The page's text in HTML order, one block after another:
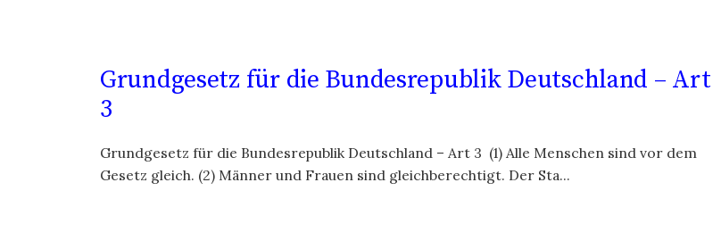
Grundgesetz für die Bundesrepublik Deutschland – Art
3
Grundgesetz für die Bundesrepublik Deutschland – Art 3 (1) Alle Menschen sind vor dem
Gesetz gleich. (2) Männer und Frauen sind gleichberechtigt. Der Sta...